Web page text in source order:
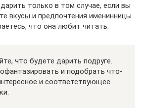
только в том случае, если вы
вкусы и предпочтения именинницы
что она любит читать.
что будете дарить подруге.
и подобрать что-
и соответствующее